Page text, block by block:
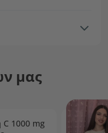
μας
C 1000 mg